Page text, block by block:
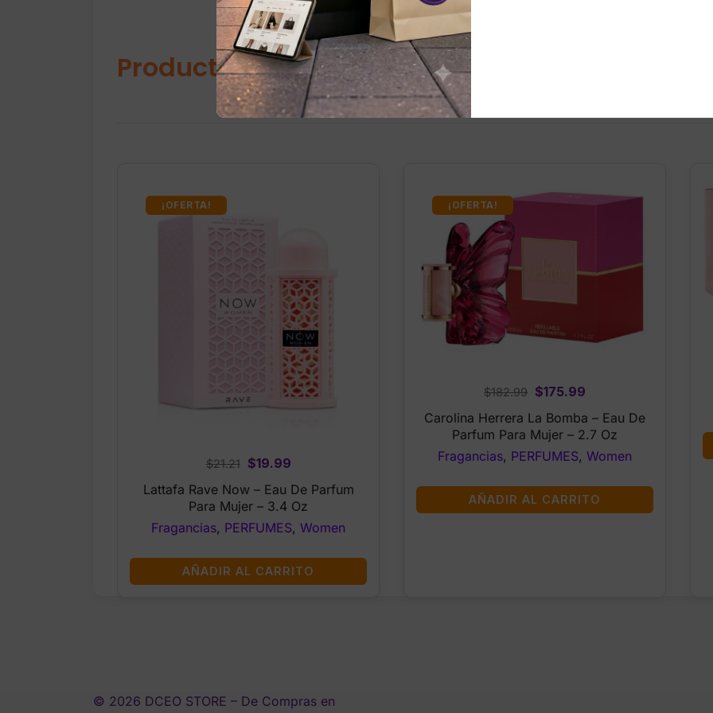
Productos relacionados
¡OFERTA!
$21.21
Original
price
was:
$21.21.
$19.99Current
price
is:
$19.99.
Lattafa Rave Now – Eau De Parfum
Para Mujer – 3.4 Oz
Fragancias, PERFUMES, Women
AÑADIR AL CARRITO
¡OFERTA!
$182.99 Original
price
was:
$182.99.
$175.99
price
is:
$175.99.
Carolina Herrera La Bomba – Eau De
Parfum Para Mujer – 2.7 Oz
Fragancias, PERFUMES, Women
AÑADIR AL CARRITO
© 2026 DCEO STORE – De Compras en